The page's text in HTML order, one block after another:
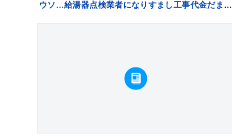
ウソ…給湯器点検業者になりすまし工事代金だまし